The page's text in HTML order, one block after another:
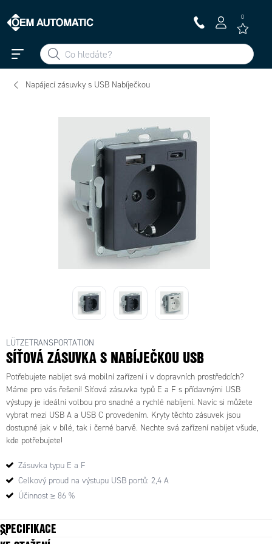
0
Napájecí zásuvky s USB Nabíječkou
LÜTZETRANSPORTATION
SÍŤOVÁ ZÁSUVKA S NABÍJEČKOU USB
Potřebujete nabíjet svá mobilní zařízení i v dopravních prostředcích?
Máme pro vás řešení! Síťová zásuvka typů E a F s přídavnými USB
výstupy je ideální volbou pro snadné a rychlé nabíjení. Navíc si můžete
vybrat mezi USB A a USB C provedením. Kryty těchto zásuvek jsou
dostupné jak v bílé, tak i černé barvě. Nechte svá zařízení nabíjet všude,
kde potřebujete!
Zásuvka typu E a F
Celkový proud na výstupu USB portů: 2,4 A
Účinnost ≥ 86 %
810029 - ST-0029 250V
USB-C
SPECIFIKACE